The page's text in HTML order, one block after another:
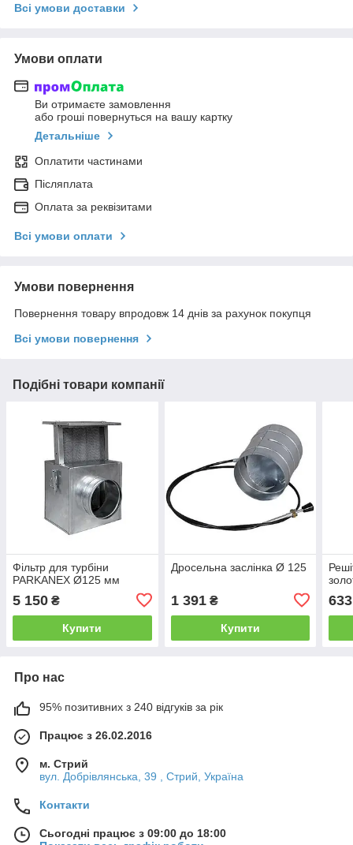
Всі умови доставки
Умови оплати
Ви отримаєте замовлення
або гроші повернуться на вашу картку
Детальніше
Оплатити частинами
Післяплата
Оплата за реквізитами
Всі умови оплати
Умови повернення
Повернення товару впродовж 14 днів за рахунок покупця
Всі умови повернення
Подібні товари компанії
Фільтр для турбіни
PARKANEX Ø125 мм
5 150 ₴
Купити
Дросельна заслінка Ø 125
1 391₴
Купити
633
Про нас
95% позитивних з 240 відгуків за рік
Працює з 26.02.2016
м. Стрий
вул. Добрівлянська, 39 , Стрий, Україна
Контакти
Сьогодні працює з 09:00 до 18:00